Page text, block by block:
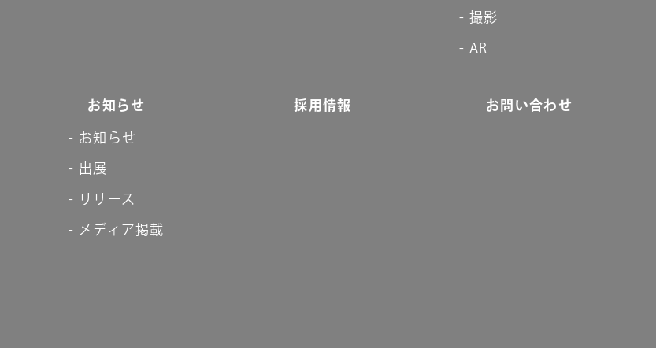
撮影
AR
お知らせ
お知らせ
出展
リリース
メディア掲載
採用情報 お問い合わせ